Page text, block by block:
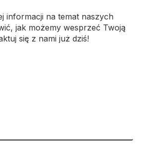
informacji na temat naszych
jak możemy wesprzeć Twoją
się z nami już dziś!